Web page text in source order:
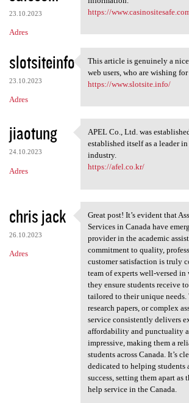
23.10.2023
Adres
https://
slotsiteinfo
23.10.2023
Adres
This article is
This article is genuinely a
web users, who are wishing
https://www.slotsite.info/
jiaotung
24.10.2023
Adres
APEL Co., Ltd. was
APEL Co., Ltd. was
established itself as a leader
industry.
https://afel.co.kr/
chris jack
26.10.2023
Adres
Great post! It’s evident
Great post! It’s evident that
Services in Canada have
provider in the academic
commitment to quality,
customer satisfaction is truly
team of experts well-versed in
they ensure students receive
tailored to their unique needs.
research papers, or complex
service consistently delivers
affordability and punctuality
impressive, making them a
students across Canada. It’s
dedicated to helping students
success, setting them apart as
help service in the Canada.